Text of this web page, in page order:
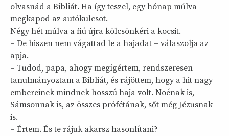
olvasnád a Bibliát. Ha így teszel, egy hónap múlva
megkapod az autókulcsot.
Négy hét múlva a fiú újra kölcsönkéri a kocsit.
– De hiszen nem vágattad le a hajadat – válaszolja az
apja.
– Tudod, papa, ahogy megígértem, rendszeresen
tanulmányoztam a Bibliát, és rájöttem, hogy a hit nagy
embereinek mindnek hosszú haja volt. Noénak is,
Sámsonnak is, az összes prófétának, sőt még Jézusnak
is.
– Értem. És te rájuk akarsz hasonlítani?